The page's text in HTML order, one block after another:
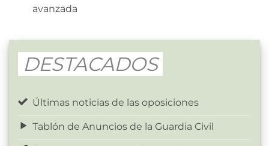
avanzada
DESTACADOS
Últimas noticias de las oposiciones
Tablón de Anuncios de la Guardia Civil